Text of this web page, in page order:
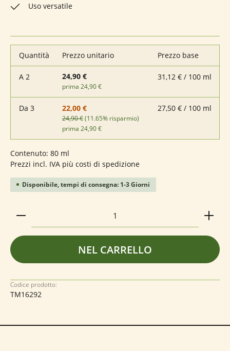
Uso versatile
Quantità Prezzo unitario Prezzo base
A 2 24,90 €
prima 24,90 €
31,12 € / 100 ml
Da 3 22,00 €
24,90 €(11.65% risparmio)
prima 24,90 €
27,50 € / 100 ml
Contenuto: 80 ml
Prezzi incl. IVA più costi di spedizione
Disponibile, tempi di consegna: 1-3 Giorni
Quantità del prodotto: inserisci la quantità
NEL CARRELLO
Codice prodotto:
TM16292